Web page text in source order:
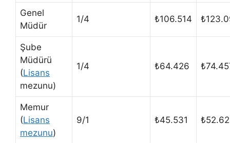
Genel
Müdür
1/4 ₺106.514
Şube
Müdürü
(Lisans
mezunu)
1/4 ₺64.426
Memur
(Lisans
mezunu)
9/1 ₺45.531